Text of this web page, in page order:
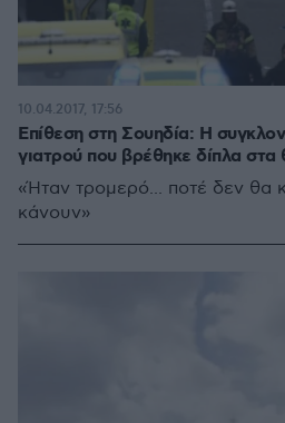
Επίθεση στη Σουηδία: Η
γιατρού που βρέθηκε δίπλα στα
«Ήταν τρομερό... ποτέ δεν θα
κάνουν»
10.04.2017, 17:56